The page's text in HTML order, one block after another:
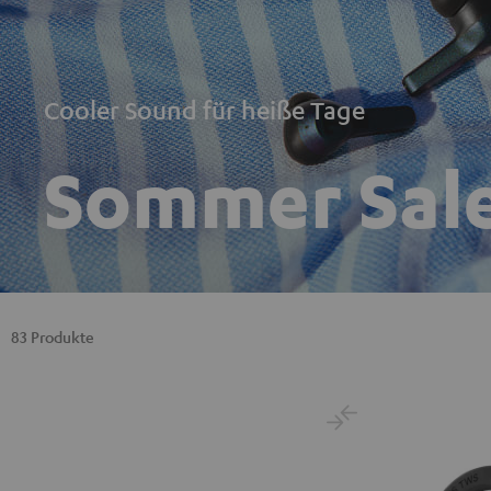
Cooler Sound für heiße Tage
Sommer
83 Produkte